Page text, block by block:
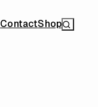
ContactShop